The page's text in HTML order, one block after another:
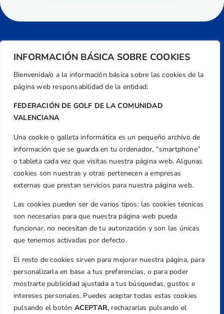
INFORMACIÓN BÁSICA SOBRE COOKIES
Bienvenida/o a la información básica sobre las cookies de la
página web responsabilidad de la entidad:
FEDERACIÓN DE GOLF DE LA COMUNIDAD
VALENCIANA
Una cookie o galleta informática es un pequeño archivo de
información que se guarda en tu ordenador, “smartphone”
o tableta cada vez que visitas nuestra página web. Algunas
cookies son nuestras y otras pertenecen a empresas
externas que prestan servicios para nuestra página web.
Las cookies pueden ser de varios tipos: las cookies técnicas
son necesarias para que nuestra página web pueda
funcionar, no necesitan de tu autorización y son las únicas
que tenemos activadas por defecto.
El resto de cookies sirven para mejorar nuestra página, para
personalizarla en base a tus preferencias, o para poder
mostrarte publicidad ajustada a tus búsquedas, gustos e
intereses personales. Puedes aceptar todas estas cookies
pulsando el botón ACEPTAR, rechazarlas pulsando el
Dirección
Centre de L´Esport, Carrer d'Isaac Peral i
Caballero, Nº 5, Despachos 2 y 3, 46980,
Valencia
Teléfono
+34 961 367 799
Email
federacion@golfcv.com
Aviso Legal
Política de Privacidad
Transparencia
Normativa